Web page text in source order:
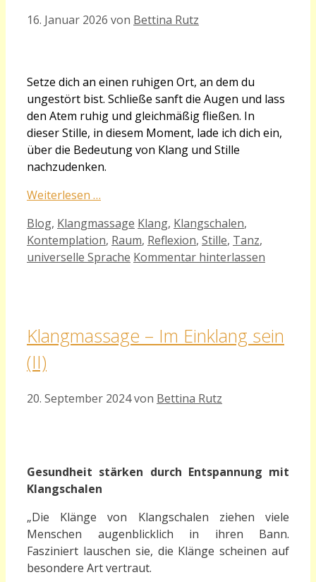
16. Januar 2026 von Bettina Rutz
Setze dich an einen ruhigen Ort, an dem du
ungestört bist. Schließe sanft die Augen und lass
den Atem ruhig und gleichmäßig fließen. In
dieser Stille, in diesem Moment, lade ich dich ein,
über die Bedeutung von Klang und Stille
nachzudenken.
Weiterlesen …
Kategorien
Blog, Klangmassage Schlagwörter
Klang, Klangschalen,
Kontemplation, Raum, Reflexion, Stille, Tanz,
universelle Sprache Kommentar hinterlassen
Klangmassage – Im Einklang sein
(II)
20. September 2024von Bettina Rutz
Gesundheit stärken durch Entspannung mit
Klangschalen
„Die Klänge von Klangschalen ziehen viele
Menschen augenblicklich in ihren Bann.
Fasziniert lauschen sie, die Klänge scheinen auf
besondere Art vertraut.